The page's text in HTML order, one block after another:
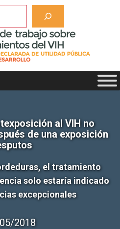
al VIH no
de una exposición
el tratamiento
solo estaría indicado
excepcionales
2018